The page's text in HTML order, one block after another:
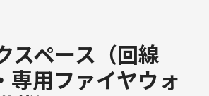
スペース（回線
用ファイヤウォ